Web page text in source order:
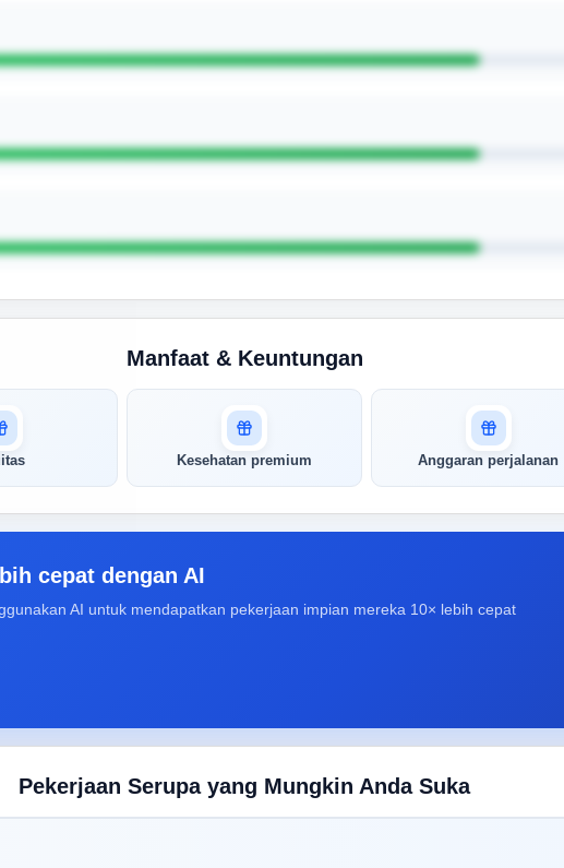
Manfaat & Keuntungan
Kesehatan premium Anggaran perjalanan
cepat dengan AI
AI untuk mendapatkan pekerjaan impian mereka 10× lebih cepat
Pekerjaan Serupa yang Mungkin Anda Suka